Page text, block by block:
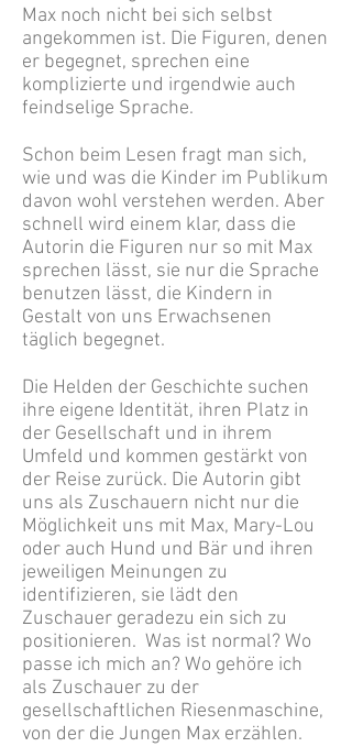
Max noch nicht bei sich selbst
angekommen ist. Die Figuren, denen
er begegnet, sprechen eine
komplizierte und irgendwie auch
feindselige Sprache.
Schon beim Lesen fragt man sich,
wie und was die Kinder im Publikum
davon wohl verstehen werden. Aber
schnell wird einem klar, dass die
Autorin die Figuren nur so mit Max
sprechen lässt, sie nur die Sprache
benutzen lässt, die Kindern in
Gestalt von uns Erwachsenen
täglich begegnet.
Die Helden der Geschichte suchen
ihre eigene Identität, ihren Platz in
der Gesellschaft und in ihrem
Umfeld und kommen gestärkt von
der Reise zurück. Die Autorin gibt
uns als Zuschauern nicht nur die
Möglichkeit uns mit Max, Mary-Lou
oder auch Hund und Bär und ihren
jeweiligen Meinungen zu
identifizieren, sie lädt den
Zuschauer geradezu ein sich zu
positionieren. Was ist normal? Wo
passe ich mich an? Wo gehöre ich
als Zuschauer zu der
gesellschaftlichen Riesenmaschine,
von der die Jungen Max erzählen.